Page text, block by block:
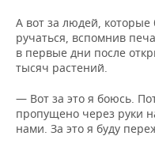
А вот за людей, которые
ручаться, вспомнив
в первые дни после
тысяч растений.
— Вот за это я боюсь.
пропущено через руки
нами. За это я буду